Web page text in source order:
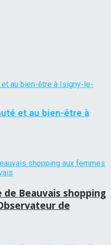
et au bien-être à
de Beauvais shopping
de